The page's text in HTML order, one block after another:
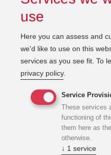
Hochwasserschutz
Ufer- und
Renaturierung und
Aufwertung
use
Here you can assess and
we'd like to use on this
services as you see fit. To
privacy policy.
Service
These
functioning of
them here as
otherwise.
↓ 1 service